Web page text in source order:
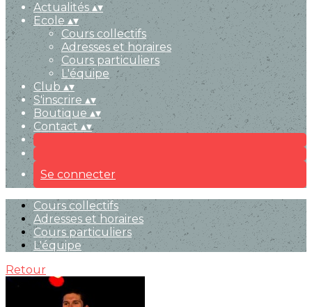
Actualités ▴▾
Ecole▴▾
Cours collectifs
Adresses et horaires
Cours particuliers
L'équipe
Club ▴▾
S'inscrire ▴▾
Boutique▴▾
Contact ▴▾
Se connecter
Cours collectifs
Adresses et horaires
Cours particuliers
L'équipe
Retour